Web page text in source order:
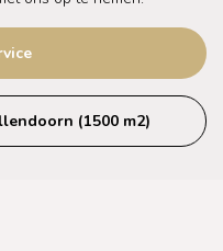
(1500 m2)